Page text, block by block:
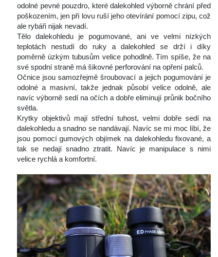
odolné pevné pouzdro, které dalekohled výborně chrání před
poškozením, jen při lovu ruší jeho otevírání pomocí zipu, což
ale rybáři nijak nevadí.
Tělo dalekohledu je pogumované, ani ve velmi nízkých
teplotách nestudí do ruky a dalekohled se drží i díky
poměrně úzkým tubusům velice pohodlně. Tím spíše, že na
vé spodní straně má šikovné perforování na opření palců.
Očnice jsou samozřejmě šroubovací a jejich pogumování je
odolné a masivní, takže jednak působí velice odolně, ale
navíc výborně sedí na očích a dobře eliminují průnik bočního
větla.
Krytky objektivů mají střední tuhost, velmi dobře sedí na
dalekohledu a snadno se nandávají. Navíc se mi moc líbí, že
jsou pomocí gumových objímek na dalekohledu fixované, a
tak se nedají snadno ztratit. Navíc je manipulace s nimi
velice rychlá a komfortní.